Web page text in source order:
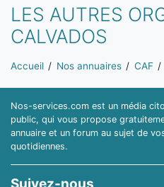
LES AUTRES
CALVADOS
Vous êtes ici:
Accueil Nos annuaires CAF
Nos-services.com est un média
public, qui vous propose
annuaire et un forum au sujet de
quotidiennes.
Suivez-nous